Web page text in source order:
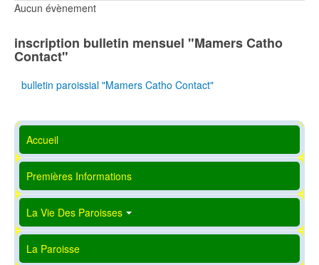
Aucun évènement
inscription bulletin mensuel "Mamers Catho
Contact"
bulletin paroissial "Mamers Catho Contact"
Accueil
Premières Informations
La Vie Des Paroisses
La Paroisse